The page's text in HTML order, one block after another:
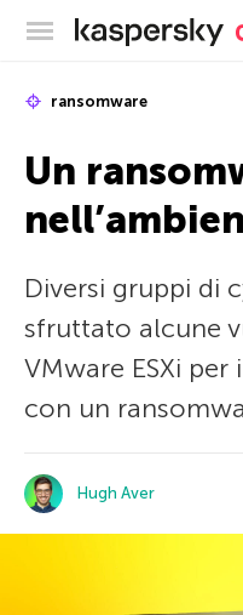
ransomware
Un
Diversi gruppi di
sfruttato alcune
VMware ESXi
con un
Hugh Aver